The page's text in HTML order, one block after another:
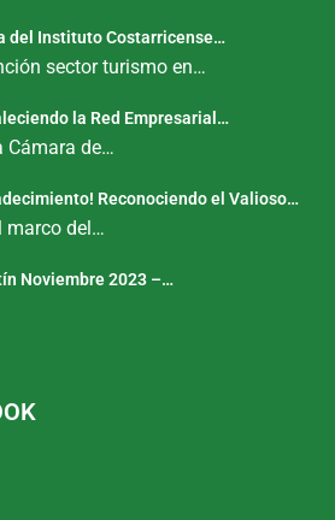
del Instituto Costarricense…
sector turismo en…
la Red Empresarial…
Cámara de…
Reconociendo el Valioso…
marco del…
Noviembre 2023 –…